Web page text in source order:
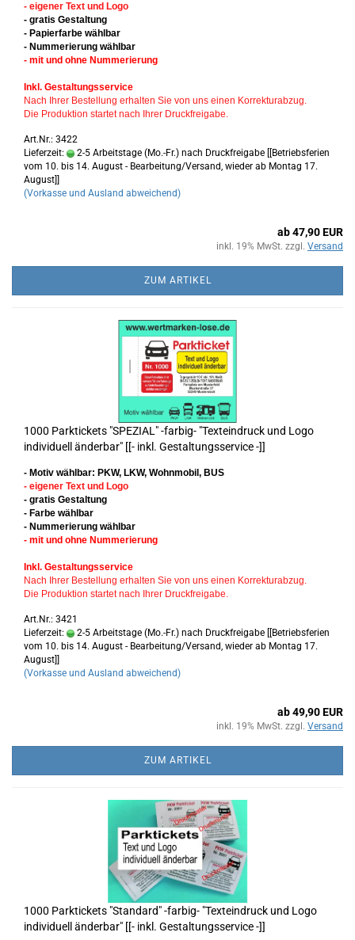
- eigener Text und Logo
- gratis Gestaltung
- Papierfarbe wählbar
- Nummerierung wählbar
- mit und ohne Nummerierung
Inkl. Gestaltungsservice
Nach Ihrer Bestellung erhalten Sie von uns einen Korrekturabzug.
Die Produktion startet nach Ihrer Druckfreigabe.
Art.Nr.: 3422
Lieferzeit:
2-5 Arbeitstage (Mo.-Fr.) nach Druckfreigabe [[Betriebsferien
vom 10. bis 14. August - Bearbeitung/Versand, wieder ab Montag 17.
August]]
(Vorkasse und Ausland abweichend)
ab 47,90 EUR
inkl. 19% MwSt. zzgl. Versand
ZUM ARTIKEL
1000 Parktickets "SPEZIAL" -farbig- "Texteindruck und Logo
individuell änderbar" [[- inkl. Gestaltungsservice -]]
- Motiv wählbar: PKW, LKW, Wohnmobil, BUS
- eigener Text und Logo
- gratis Gestaltung
- Farbe wählbar
- Nummerierung wählbar
- mit und ohne Nummerierung
Inkl. Gestaltungsservice
Nach Ihrer Bestellung erhalten Sie von uns einen Korrekturabzug.
Die Produktion startet nach Ihrer Druckfreigabe.
Art.Nr.: 3421
Lieferzeit:
2-5 Arbeitstage (Mo.-Fr.) nach Druckfreigabe [[Betriebsferien
vom 10. bis 14. August - Bearbeitung/Versand, wieder ab Montag 17.
August]]
(Vorkasse und Ausland abweichend)
ab 49,90 EUR
inkl. 19% MwSt. zzgl. Versand
ZUM ARTIKEL
1000 Parktickets "Standard" -farbig- "Texteindruck und Logo
individuell änderbar" [[- inkl. Gestaltungsservice -]]